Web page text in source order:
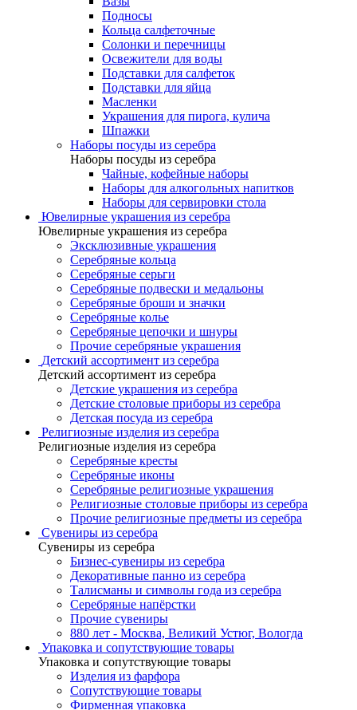
Подносы
Кольца салфеточные
Солонки и перечницы
Освежители для воды
Подставки для салфеток
Подставки для яйца
Масленки
Украшения для пирога, кулича
Шпажки
Наборы посуды из серебра
Наборы посуды из серебра
Чайные, кофейные наборы
Наборы для алкогольных напитков
Наборы для сервировки стола
Ювелирные украшения из серебра
Ювелирные украшения из серебра
Эксклюзивные украшения
Серебряные кольца
Серебряные серьги
Серебряные подвески и медальоны
Серебряные броши и значки
Серебряные колье
Серебряные цепочки и шнуры
Прочие серебряные украшения
Детский ассортимент из серебра
Детский ассортимент из серебра
Детские украшения из серебра
Детские столовые приборы из серебра
Детская посуда из серебра
Религиозные изделия из серебра
Религиозные изделия из серебра
Серебряные кресты
Серебряные иконы
Серебряные религиозные украшения
Религиозные столовые приборы из серебра
Прочие религиозные предметы из серебра
Сувениры из серебра
Сувениры из серебра
Бизнес-сувениры из серебра
Декоративные панно из серебра
Талисманы и символы года из серебра
Серебряные напёрстки
Прочие сувениры
880 лет - Москва, Великий Устюг, Вологда
Упаковка и сопутствующие товары
Упаковка и сопутствующие товары
Изделия из фарфора
Сопутствующие товары
Фирменная упаковка